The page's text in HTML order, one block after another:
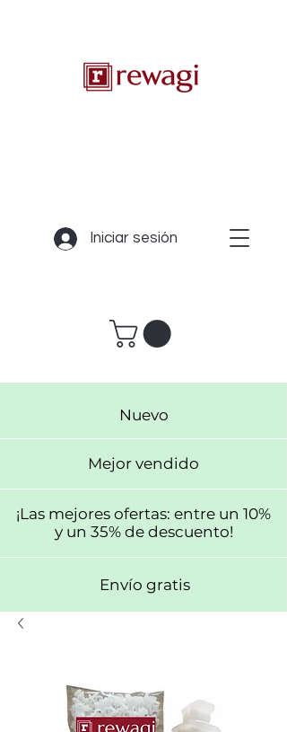
Nuevo
Mejor vendido
¡Las mejores ofertas: entre un 10%
y un 35% de descuento!
Envío gratis
Iniciar sesión